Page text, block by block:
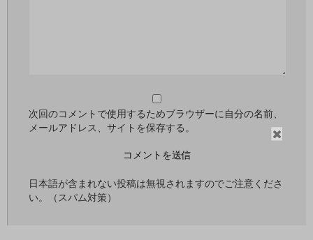
閉
次回のコメントで使用するためブラウザーに自分の名前、
メールアドレス、サイトを保存する。
日本語が含まれない投稿は無視されますのでご注意くださ
い。（スパム対策）